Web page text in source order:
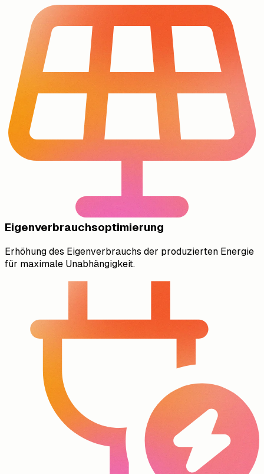
Eigenverbrauchsoptimierung
Erhöhung des Eigenverbrauchs der produzierten Energie
für maximale Unabhängigkeit.